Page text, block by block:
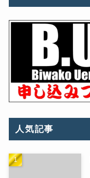
人気記事